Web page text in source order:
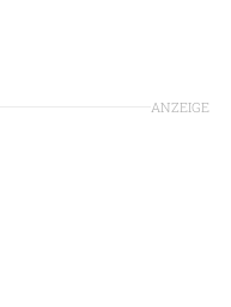
ANZEIGE